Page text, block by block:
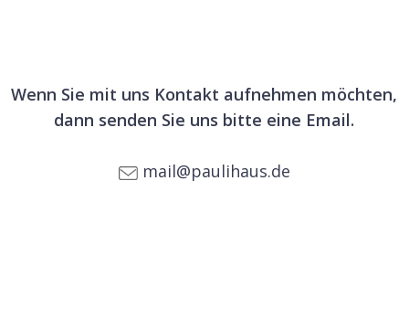
Wenn Sie mit uns Kontakt aufnehmen möchten,
dann senden Sie uns bitte eine Email.
mail@paulihaus.de